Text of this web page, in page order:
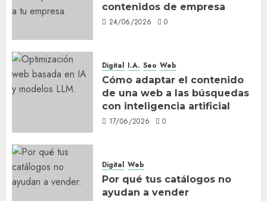
contenidos de empresa
24/06/2026 0
Digital I.A. Seo Web
Cómo adaptar el contenido
de una web a las búsquedas
con inteligencia artificial
17/06/2026 0
Digital Web
Por qué tus catálogos no
ayudan a vender